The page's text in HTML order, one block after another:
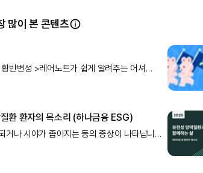
많이 본 콘텐츠
반변성 >레어노트가 쉽게 알려주는 어셔
스타가르트병 >레어노트가 쉽게 알려주는
환 환자의 목소리 (하나금융 ESG)
거나 시야가 좁아지는 등의 증상이 나타납니다.
르트병, 레베르선천성흑암시 등이 있으며,